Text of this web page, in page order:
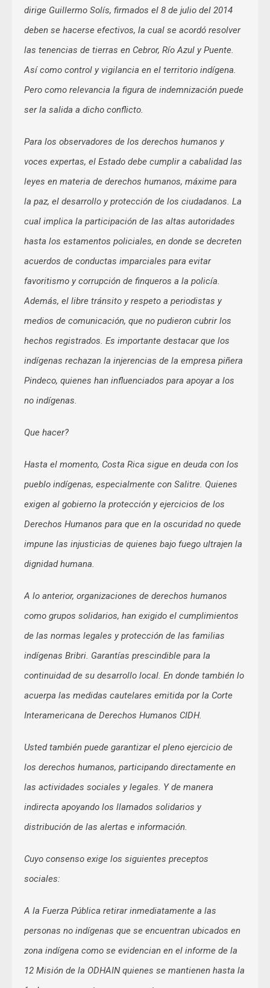
dirige Guillermo Solís, firmados el 8 de julio del 2014
deben se hacerse efectivos, la cual se acordó resolver
las tenencias de tierras en Cebror, Río Azul y Puente.
Así como control y vigilancia en el territorio indígena.
Pero como relevancia la figura de indemnización puede
ser la salida a dicho conflicto.
Para los observadores de los derechos humanos y
voces expertas, el Estado debe cumplir a cabalidad las
leyes en materia de derechos humanos, máxime para
la paz, el desarrollo y protección de los ciudadanos. La
cual implica la participación de las altas autoridades
hasta los estamentos policiales, en donde se decreten
acuerdos de conductas imparciales para evitar
favoritismo y corrupción de finqueros a la policía.
Además, el libre tránsito y respeto a periodistas y
medios de comunicación, que no pudieron cubrir los
hechos registrados. Es importante destacar que los
indígenas rechazan la injerencias de la empresa piñera
Pindeco, quienes han influenciados para apoyar a los
no indígenas.
Que hacer?
Hasta el momento, Costa Rica sigue en deuda con los
pueblo indígenas, especialmente con Salitre. Quienes
exigen al gobierno la protección y ejercicios de los
Derechos Humanos para que en la oscuridad no quede
impune las injusticias de quienes bajo fuego ultrajen la
dignidad humana.
A lo anterior, organizaciones de derechos humanos
como grupos solidarios, han exigido el cumplimientos
de las normas legales y protección de las familias
indígenas Bribri. Garantías prescindible para la
continuidad de su desarrollo local. En donde también lo
acuerpa las medidas cautelares emitida por la Corte
Interamericana de Derechos Humanos CIDH.
Usted también puede garantizar el pleno ejercicio de
los derechos humanos, participando directamente en
las actividades sociales y legales. Y de manera
indirecta apoyando los llamados solidarios y
distribución de las alertas e información.
Cuyo consenso exige los siguientes preceptos
sociales:
A la Fuerza Pública retirar inmediatamente a las
personas no indígenas que se encuentran ubicados en
zona indígena como se evidencian en el informe de la
12 Misión de la ODHAIN quienes se mantienen hasta la